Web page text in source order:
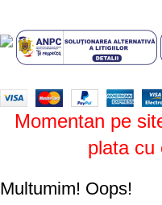
Momentan pe
plata cu
Multumim! Oops!